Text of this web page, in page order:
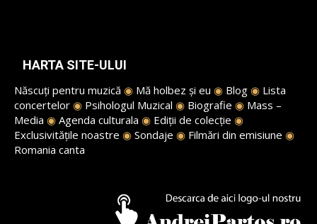
HARTA SITE-ULUI
Născuți pentru muzică ◉ Mă holbez și eu ◉ Blog ◉ Lista
concertelor ◉ Psihologul Muzical ◉ Biografie ◉ Mass –
Media ◉ Agenda culturala ◉ Ediții de colecție ◉
Exclusivitățile noastre ◉ Sondaje ◉ Filmări din emisiune ◉
Romania canta